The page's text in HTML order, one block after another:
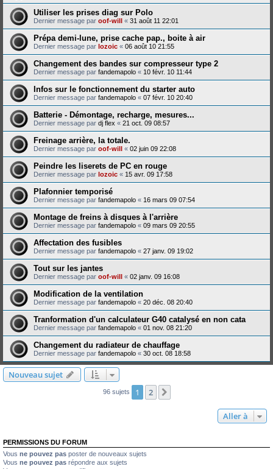
Utiliser les prises diag sur Polo
Dernier message par oof-will « 31 août 11 22:01
Prépa demi-lune, prise cache pap., boite à air
Dernier message par lozoic « 06 août 10 21:55
Changement des bandes sur compresseur type 2
Dernier message par fandemapolo « 10 févr. 10 11:44
Infos sur le fonctionnement du starter auto
Dernier message par fandemapolo « 07 févr. 10 20:40
Batterie - Démontage, recharge, mesures...
Dernier message par dj flex « 21 oct. 09 08:57
Freinage arrière, la totale.
Dernier message par oof-will « 02 juin 09 22:08
Peindre les liserets de PC en rouge
Dernier message par lozoic « 15 avr. 09 17:58
Plafonnier temporisé
Dernier message par fandemapolo « 16 mars 09 07:54
Montage de freins à disques à l'arrière
Dernier message par fandemapolo « 09 mars 09 20:55
Affectation des fusibles
Dernier message par fandemapolo « 27 janv. 09 19:02
Tout sur les jantes
Dernier message par oof-will « 02 janv. 09 16:08
Modification de la ventilation
Dernier message par fandemapolo « 20 déc. 08 20:40
Tranformation d'un calculateur G40 catalysé en non cata
Dernier message par fandemapolo « 01 nov. 08 21:20
Changement du radiateur de chauffage
Dernier message par fandemapolo « 30 oct. 08 18:58
Nouveau sujet
96 sujets 1 2
Aller à
PERMISSIONS DU FORUM
Vous ne pouvez pas poster de nouveaux sujets
Vous ne pouvez pas répondre aux sujets